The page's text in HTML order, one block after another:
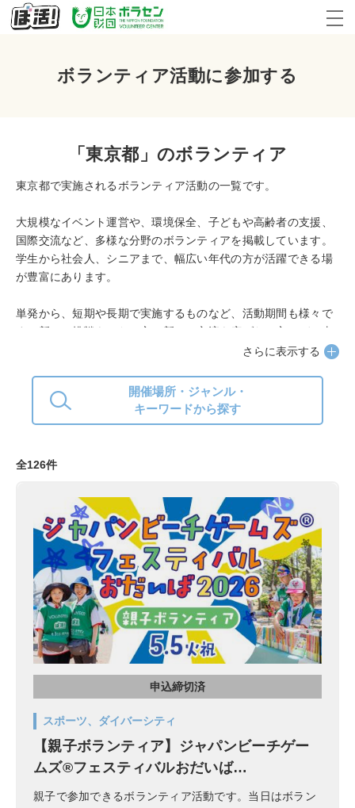
ボランティア活動に参加する
「東京都」のボランティア
東京都で実施されるボランティア活動の一覧です。
大規模なイベント運営や、環境保全、子どもや高齢者の支援、
国際交流など、多様な分野のボランティアを掲載しています。
学生から社会人、シニアまで、幅広い年代の方が活躍できる場
が豊富にあります。
単発から、短期や長期で実施するものなど、活動期間も様々で
す。新しい挑戦をしたい方、新しい交流を広げたい方、ぜひ東
京都のボランティア募集一覧に目を通してみてください。
さらに表示する
開催場所・ジャンル・
キーワードから探す
全126件
申込締切済
スポーツ、ダイバーシティ
【親子ボランティア】ジャパンビーチゲー
ムズ®フェスティバルおだいば…
親子で参加できるボランティア活動です。当日はボラン